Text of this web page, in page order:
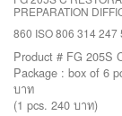
PREPARATION
860 ISO 806 314 247
Product # FG 205S
Package : box of 6
บาท
(1 pcs. 240 บาท)